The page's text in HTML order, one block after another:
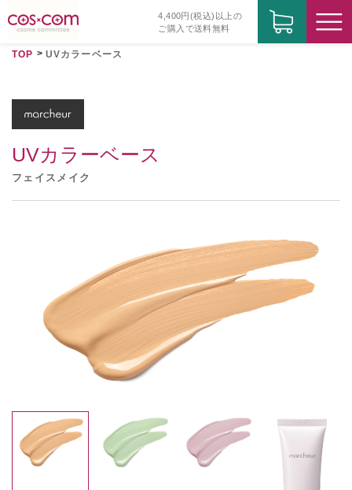
4,400円(税込)以上の
ご購入で送料無料
TOP UVカラーベース
UVカラーベース
フェイスメイク